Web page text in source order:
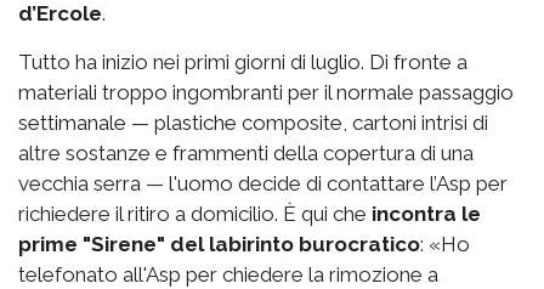
d’Ercole.
Tutto ha inizio nei primi giorni di luglio. Di fronte a
materiali troppo ingombranti per il normale passaggio
settimanale — plastiche composite, cartoni intrisi di
altre sostanze e frammenti della copertura di una
vecchia serra — l'uomo decide di contattare l’Asp per
richiedere il ritiro a domicilio. È qui che incontra le
prime "Sirene" del labirinto burocratico: «Ho
telefonato all'Asp per chiedere la rimozione a